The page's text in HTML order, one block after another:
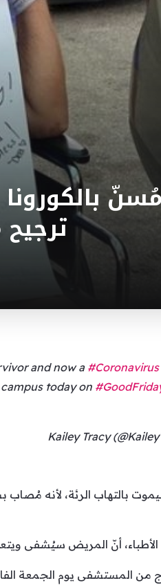
بالكورونا
and now a #Coronavirus
today on
بالتهاب الرئة، لأنه
أنّ المريض سيُشفى
المستشفى يوم الجمعة